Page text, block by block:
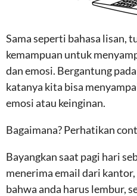
Sama seperti bahasa lisan,
kemampuan untuk
dan emosi. Bergantung
katanya kita bisa
emosi atau keinginan.
Bagaimana? Perhatikan
Bayangkan saat pagi hari
menerima email dari
bahwa anda harus lembur,